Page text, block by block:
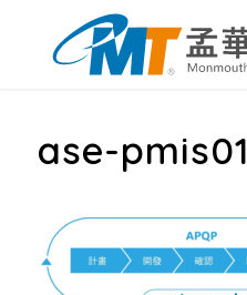
ase-pmis01